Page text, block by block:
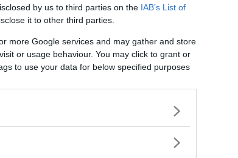
by us to third parties on the IAB’s List of
it to other third parties.
more Google services and may gather and store
or usage behaviour. You may click to grant or
to use your data for below specified purposes